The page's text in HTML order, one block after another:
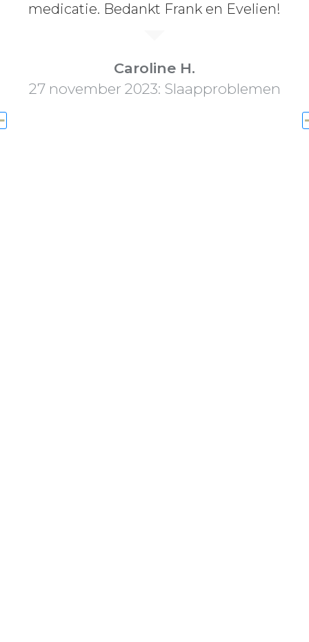
medicatie. Bedankt Frank en Evelien!
Caroline H.
27 november 2023: Slaapproblemen